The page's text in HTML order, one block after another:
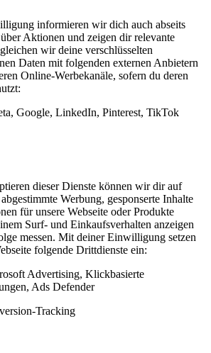
informieren wir dich auch abseits
Aktionen und zeigen dir relevante
wir deine verschlüsselten
Daten mit folgenden externen Anbietern
Online-Werbekanäle, sofern du deren
Google, LinkedIn, Pinterest, TikTok
dieser Dienste können wir dir auf
Werbung, gesponserte Inhalte
für unsere Webseite oder Produkte
Surf- und Einkaufsverhalten anzeigen
messen. Mit deiner Einwilligung setzen
folgende Drittdienste ein:
Advertising, Klickbasierte
Ads Defender
Tracking